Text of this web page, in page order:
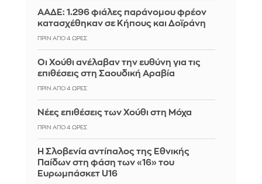
ΑΑΔΕ: 1.296 φιάλες παράνομου φρέον
κατασχέθηκαν σε Κήπους και Δοϊράνη
ΠΡΙΝ ΑΠΌ 4 ΏΡΕΣ
Οι Χούθι ανέλαβαν την ευθύνη για τις
επιθέσεις στη Σαουδική Αραβία
ΠΡΙΝ ΑΠΌ 4 ΏΡΕΣ
Νέες επιθέσεις των Χούθι στη Μόχα
ΠΡΙΝ ΑΠΌ 4 ΏΡΕΣ
Η Σλοβενία αντίπαλος της Εθνικής
Παίδων στη φάση των «16» του
Ευρωμπάσκετ U16